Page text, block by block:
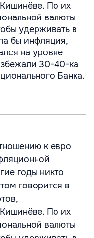
По их
валюты
удерживать в
бы инфляция,
на уровне
30-40-ка
Банка.
к евро
годы никто
говорится в
По их
валюты